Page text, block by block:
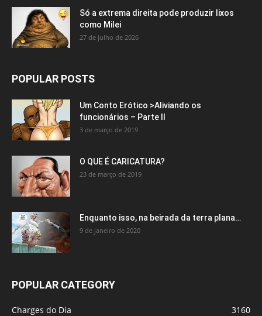
Só a extrema direita pode produzir lixos
como Milei
27 de julho de 2026
POPULAR POSTS
Um Conto Erótico >Aliviando os
funcionários – Parte II
3 de março de 2019
O QUE É CARICATURA?
23 de março de 2019
Enquanto isso, na beirada da terra plana…
9 de janeiro de 2020
POPULAR CATEGORY
Charges do Dia
3160